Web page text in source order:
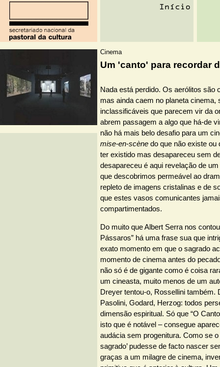
Cinema
Um 'canto' para recordar
Nada está perdido. Os aerólitos são
mas ainda caem no planeta cinema,
inclassificáveis que parecem vir da
abrem passagem a algo que há-de
não há mais belo desafio para um
mise-en-scène do que não existe ou
ter existido mas desapareceu sem
desapareceu é aqui revelação de
que descobrimos permeável ao
repleto de imagens cristalinas e de
que estes vasos comunicantes
compartimentados.
Do muito que Albert Serra nos
Pássaros” há uma frase sua que
exato momento em que o sagrado
momento de cinema antes do
não só é de gigante como é coisa
um cineasta, muito menos de um
Dreyer tentou-o, Rossellini também.
Pasolini, Godard, Herzog: todos
dimensão espiritual. Só que “O
isto que é notável – consegue
audácia sem progenitura. Como se o
sagrado’ pudesse de facto nascer
graças a um milagre de cinema,